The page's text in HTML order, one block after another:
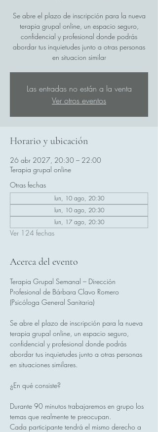
Se abre el plazo de inscripción para la nueva
terapia grupal online, un espacio seguro,
confidencial y profesional donde podrás
abordar tus inquietudes junto a otras personas
en situacion similar
Las entradas no están a la venta
Ver otros eventos
Horario y ubicación
26 abr 2027, 20:30 – 22:00
Terapia grupal online
Otras fechas
lun, 10 ago, 20:30
lun, 10 ago, 20:30
lun, 17 ago, 20:30
Ver 124 fechas
Acerca del evento
Terapia Grupal Semanal – Dirección
Profesional de Bárbara Clavo Romero
(Psicóloga General Sanitaria)
Se abre el plazo de inscripción para la nueva
terapia grupal online, un espacio seguro,
confidencial y profesional donde podrás
abordar tus inquietudes junto a otras personas
en situaciones similares.
¿En qué consiste?
Durante 90 minutos trabajaremos en grupo los
temas que realmente te preocupan.
Cada participante tendrá el mismo derecho a